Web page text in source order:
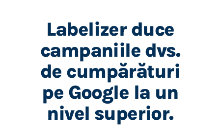
Labelizer duce
campaniile dvs.
de cumpărături
pe Google la un
nivel superior.